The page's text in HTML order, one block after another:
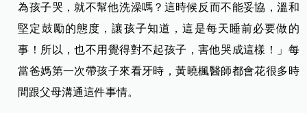
為孩子哭，就不幫他洗澡嗎？這時候反而不能妥協，溫和
堅定鼓勵的態度，讓孩子知道，這是每天睡前必要做的
事！所以，也不用覺得對不起孩子，害他哭成這樣！」每
當爸媽第一次帶孩子來看牙時，黃曉楓醫師都會花很多時
間跟父母溝通這件事情。